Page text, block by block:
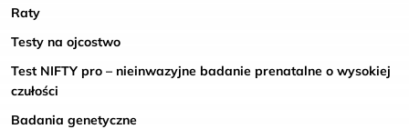
Raty
Testy na ojcostwo
Test NIFTY pro – nieinwazyjne badanie prenatalne o wysokiej
czułości
Badania genetyczne